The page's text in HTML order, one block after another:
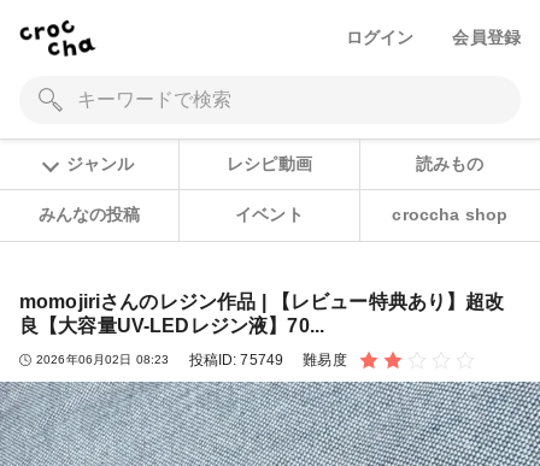
ログイン 会員登録
ジャンル レシピ動画 読みもの
みんなの投稿 イベント croccha shop
momojiriさんのレジン作品 | 【レビュー特典あり】超改
良【大容量UV-LEDレジン液】70...
2026年06月02日 08:23 投稿ID:75749 難易度